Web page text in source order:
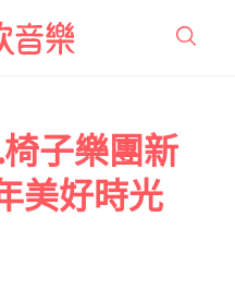
子樂團新
美好時光